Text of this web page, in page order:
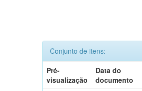
Conjunto de itens:
Pré-
visualização
Data do
documento